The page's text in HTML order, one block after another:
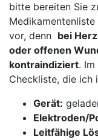
bitte ​bereiten Sie
⁣vor,⁤ denn ⁢ bei‍
oder offenen
kontraindiziert.
Checkliste,‍ die ich
Gerät:
Elektroden/
Leitfähige